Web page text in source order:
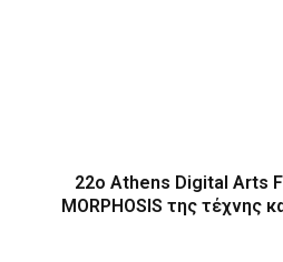
22ο Athens Digital Arts
MORPHOSIS της τέχνης